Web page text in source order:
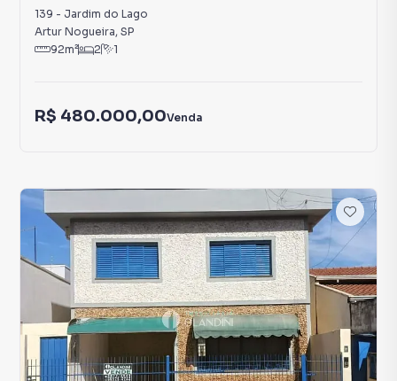
139 - Jardim do Lago
Artur Nogueira, SP
92m² 2 1
R$ 480.000,00Venda